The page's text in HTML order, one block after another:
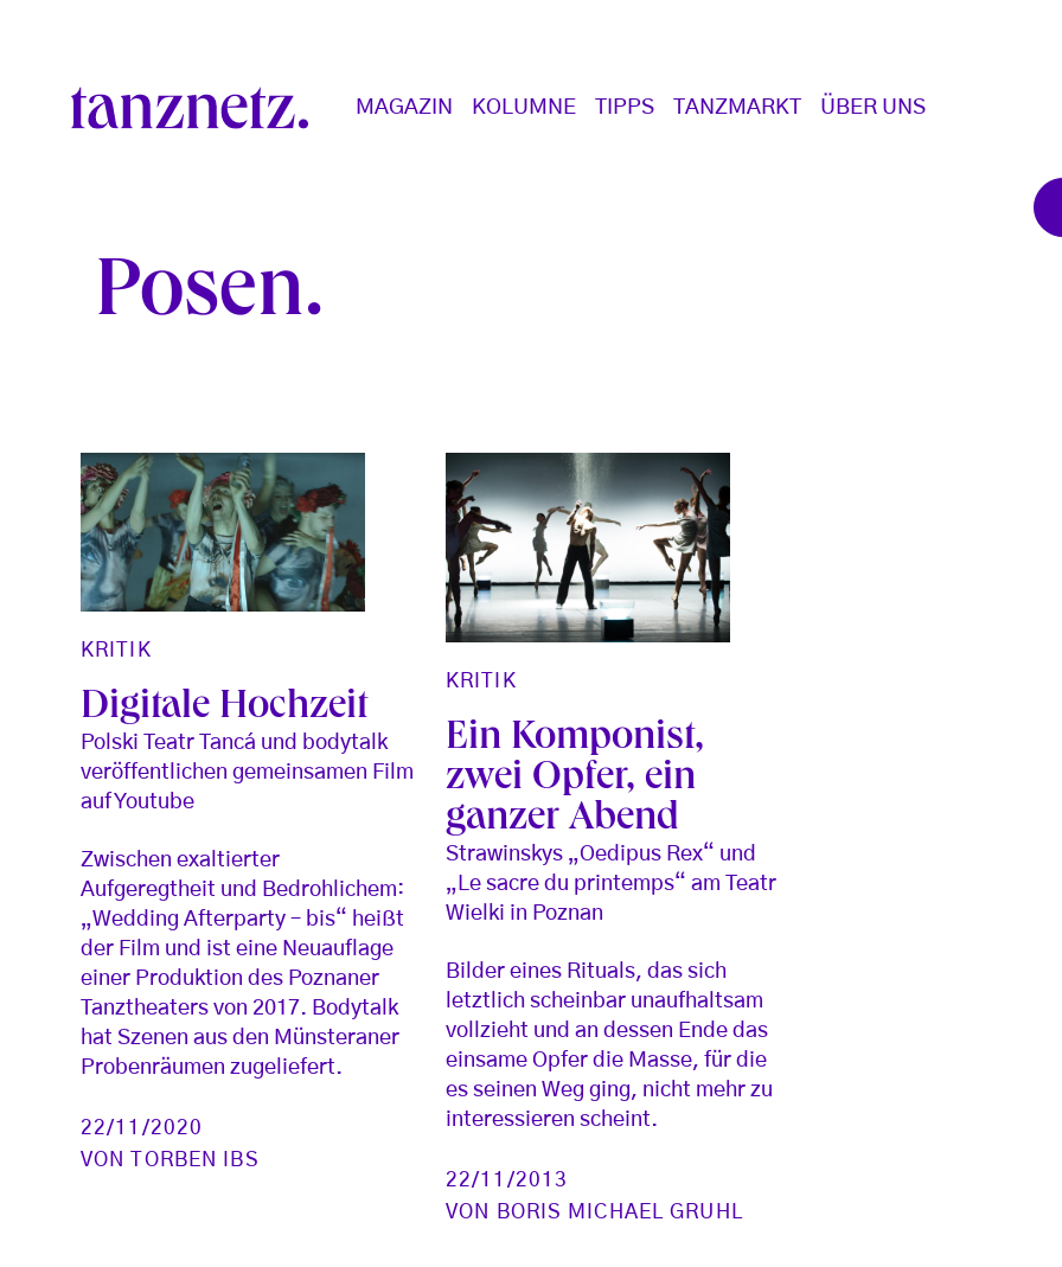
Main navigation
MAGAZIN KOLUMNE TIPPS TANZMARKT ÜBER UNS
Posen
KRITIK
Digitale Hochzeit
Polski Teatr Tancá und bodytalk
veröffentlichen gemeinsamen Film
auf Youtube
Zwischen exaltierter
Aufgeregtheit und Bedrohlichem:
„Wedding Afterparty – bis“ heißt
der Film und ist eine Neuauflage
einer Produktion des Poznaner
Tanztheaters von 2017. Bodytalk
hat Szenen aus den Münsteraner
Probenräumen zugeliefert.
22/11/2020
VON
TORBEN IBS
KRITIK
Ein Komponist,
zwei Opfer, ein
ganzer Abend
Strawinskys „Oedipus Rex“ und
„Le sacre du printemps“ am Teatr
Wielki in Poznan
Bilder eines Rituals, das sich
letztlich scheinbar unaufhaltsam
vollzieht und an dessen Ende das
einsame Opfer die Masse, für die
es seinen Weg ging, nicht mehr zu
interessieren scheint.
22/11/2013
VON
BORIS MICHAEL GRUHL